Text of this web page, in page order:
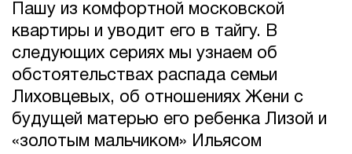
Пашу из комфортной московской
квартиры и уводит его в тайгу. В
следующих сериях мы узнаем об
обстоятельствах распада семьи
Лиховцевых, об отношениях Жени с
будущей матерью его ребенка Лизой и
«золотым мальчиком» Ильясом